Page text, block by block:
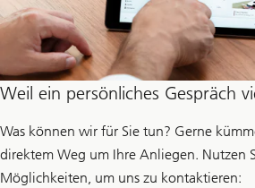
Weil ein persönliches Gespräch
Was können wir für Sie tun? Gerne
direktem Weg um Ihre Anliegen. Nutzen
Möglichkeiten, um uns zu kontaktieren: